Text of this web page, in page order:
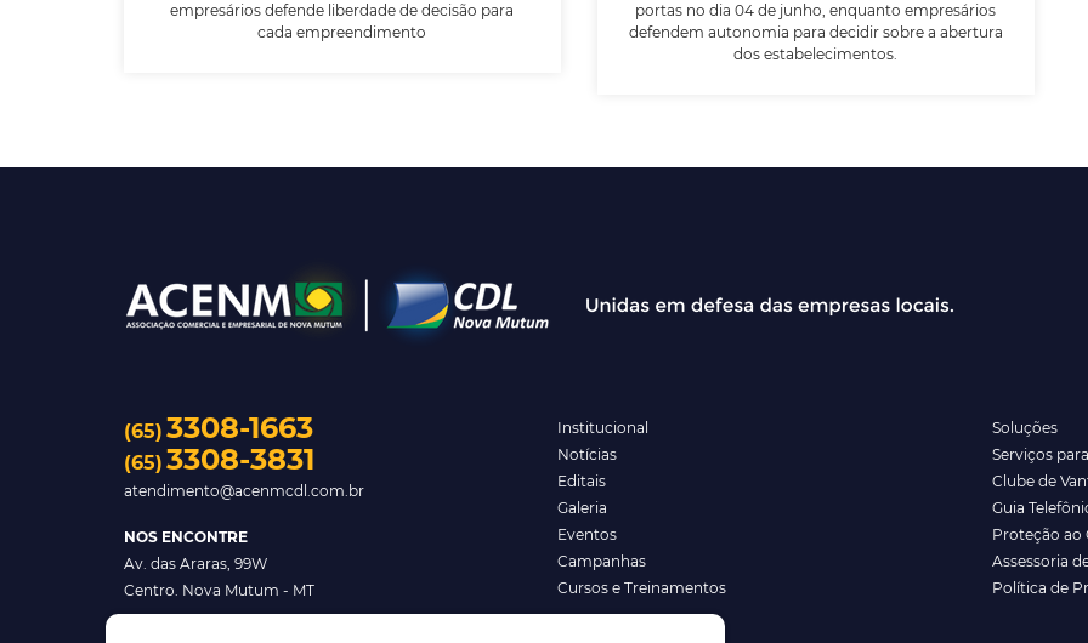
empresários defende liberdade de decisão para
cada empreendimento
portas no dia 04 de junho, enquanto empresários
defendem autonomia para decidir sobre a abertura
dos estabelecimentos.
LEIA MAIS
(65) 3308-1663
(65) 3308-3831
atendimento@acenmcdl.com.br
NOS ENCONTRE
Av. das Araras, 99W
Centro. Nova Mutum - MT
Institucional
Notícias
Editais
Galeria
Eventos
Campanhas
Cursos e Treinamentos
Soluções
Serviços
Clube de
Guia
Proteção ao
Assessoria
Política de